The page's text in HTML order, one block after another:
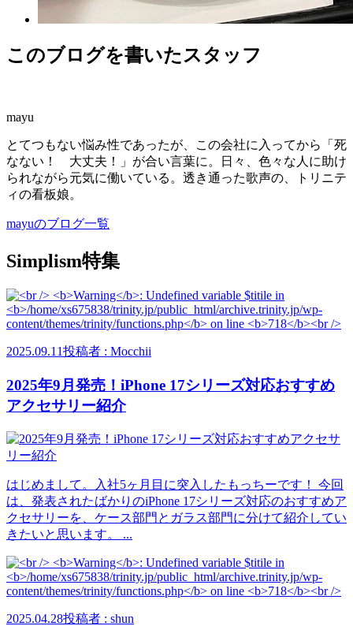
このブログを書いたスタッフ
mayu
とてつもない悩み性であったが、この会社に入ってから「死
なない！ 大丈夫！」が合い言葉に。日々、色々な人に助け
られながら元気に働いている。透き通った歌声の、トリニテ
ィの看板娘。
mayuのブログ一覧
Simplism特集
2025.09.11投稿者 : Mocchii
2025年9月発売！iPhone 17シリーズ対応おすすめ
アクセサリー紹介
はじめまして。入社5ヶ月目に突入したもっちーです！ 今回
は、発表されたばかりのiPhone 17シリーズ対応のおすすめア
クセサリーを、ケース部門とガラス部門に分けて紹介してい
きたいと思います。 ...
2025.04.28投稿者 : shun